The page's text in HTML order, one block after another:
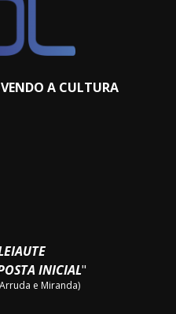
A CULTURA
INICIAL"
e Miranda)